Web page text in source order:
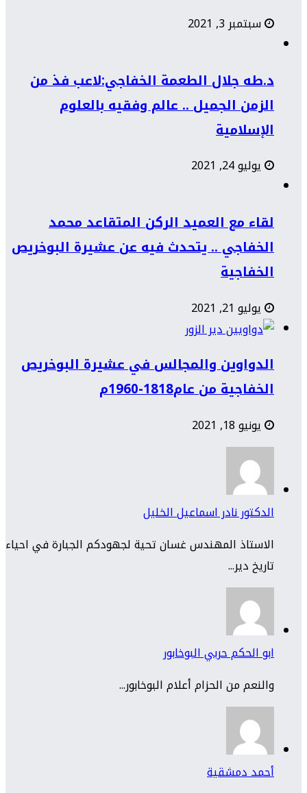
سبتمبر 3, 2021
د.طه جلال الطعمة الخفاجي:لاعب فذ من
الزمن الجميل .. عالم وفقيه بالعلوم
الإسلامية
يوليو 24, 2021
لقاء مع العميد الركن المتقاعد محمد
الخفاجي .. يتحدث فيه عن عشيرة البوخريص
الخفاجية
يوليو 21, 2021
الدواوين والمجالس في عشيرة البوخريص
الخفاجية من عام1818-1960م
يونيو 18, 2021
الدكتور نادر اسماعيل الخليل
الاستاذ المهندس غسان تحية لجهودكم الجبارة في احياء
تاريخ دير...
ابو الحكم حربي البوخابور
والنعم من الحزام أعلام البوخابور...
أحمد دمشقية